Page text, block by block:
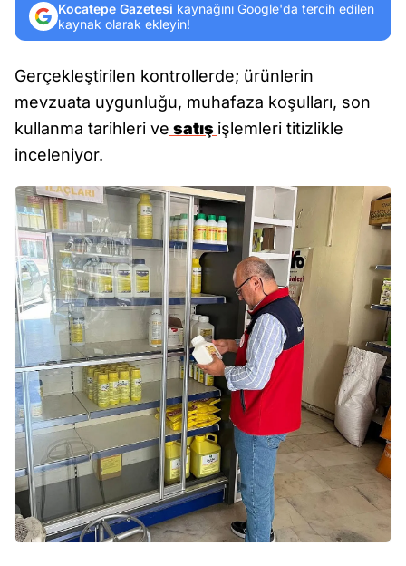
Kocatepe Gazetesi kaynağını Google'da tercih edilen
kaynak olarak ekleyin!
Gerçekleştirilen kontrollerde; ürünlerin
mevzuata uygunluğu, muhafaza koşulları, son
kullanma tarihleri ve satış işlemleri titizlikle
inceleniyor.